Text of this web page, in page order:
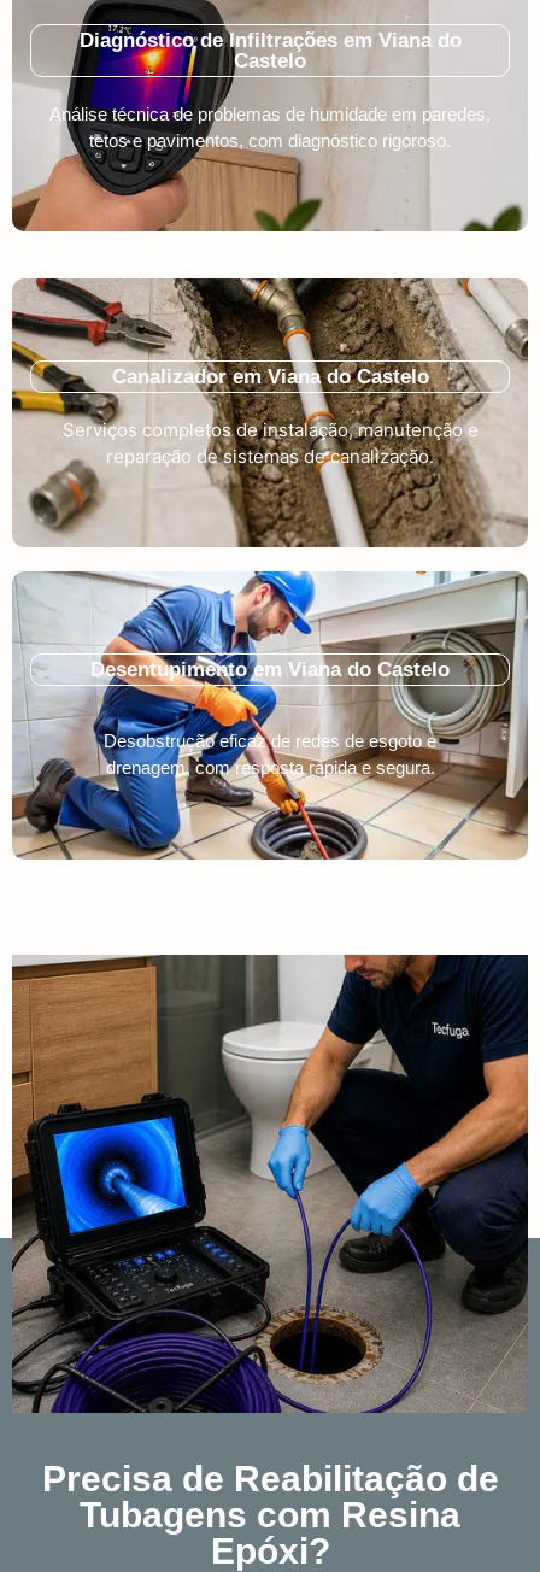
Diagnóstico de Infiltrações em Viana do
Castelo
Análise técnica de problemas de humidade em paredes,
tetos e pavimentos, com diagnóstico rigoroso.
Canalizador em Viana do Castelo
Serviços completos de instalação, manutenção e
reparação de sistemas de canalização.
Desentupimento em Viana do Castelo
Desobstrução eficaz de redes de esgoto e
drenagem, com resposta rápida e segura.
Precisa de Reabilitação de
Tubagens com Resina
Epóxi?